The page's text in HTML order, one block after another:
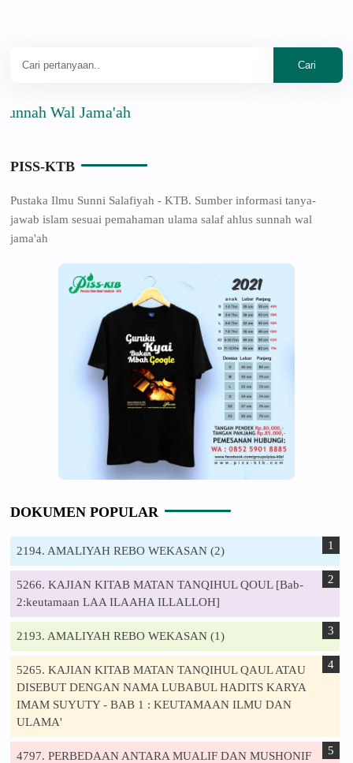
Wal Jama'ah
PISS-KTB
Pustaka Ilmu Sunni Salafiyah - KTB. Sumber informasi tanya-
jawab islam sesuai pemahaman ulama salaf ahlus sunnah wal
jama'ah
DOKUMEN POPULAR
2194. AMALIYAH REBO WEKASAN (2)
5266. KAJIAN KITAB MATAN TANQIHUL QOUL [Bab-
2:keutamaan LAA ILAAHA ILLALLOH]
2193. AMALIYAH REBO WEKASAN (1)
5265. KAJIAN KITAB MATAN TANQIHUL QAUL ATAU
DISEBUT DENGAN NAMA LUBABUL HADITS KARYA
IMAM SUYUTY - BAB 1 : KEUTAMAAN ILMU DAN
ULAMA'
4797. PERBEDAAN ANTARA MUALIF DAN MUSHONIF